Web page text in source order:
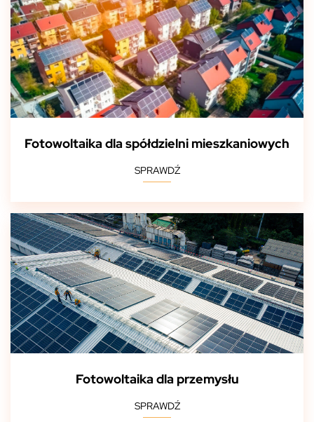
Fotowoltaika dla spółdzielni mieszkaniowych
SPRAWDŹ
Fotowoltaika dla przemysłu
SPRAWDŹ